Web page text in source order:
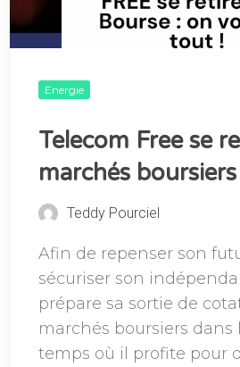
Energie
Telecom Free se
marchés boursiers
Teddy Pourciel
Afin de repenser son
sécuriser son
prépare sa sortie de
marchés boursiers dans
temps où il profite pour